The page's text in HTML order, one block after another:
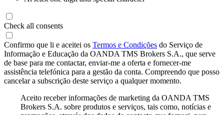
Check all consents
Confirmo que li e aceitei os Termos e Condições do Serviço de
Informação e Educação da OANDA TMS Brokers S.A., que serve
de base para me contactar, enviar-me a oferta e fornecer-me
assistência telefónica para a gestão da conta. Compreendo que posso
cancelar a subscrição deste serviço a qualquer momento.
Aceito receber informações de marketing da OANDA TMS
Brokers S.A. sobre produtos e serviços, tais como, notícias e